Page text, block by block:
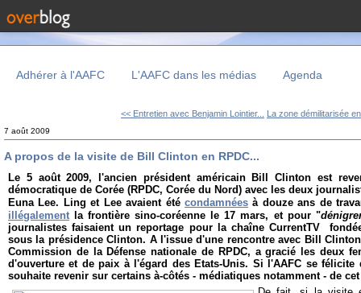
Adhérer à l'AAFC L'AAFC dans les médias Agenda
<< Entretien avec Benjamin Lointier... La zone démilitarisée
7 août 2009
A propos de la visite de Bill Clinton en RPDC...
Le 5 août 2009, l'ancien président américain Bill Clinton est
démocratique de Corée (RPDC, Corée du Nord) avec les deux
Euna Lee. Ling et Lee avaient été condamnées à douze ans de
illégalement
la frontière sino-coréenne le 17 mars, et pour "
journalistes faisaient un reportage pour la chaîne CurrentTV
sous la présidence Clinton. A l'issue d'une rencontre avec Bill
Commission de la Défense nationale de RPDC, a gracié les deux
d'ouverture et de paix à l'égard des Etats-Unis. Si l'AAFC se félicite
souhaite revenir sur certains à-côtés - médiatiques notamment - de